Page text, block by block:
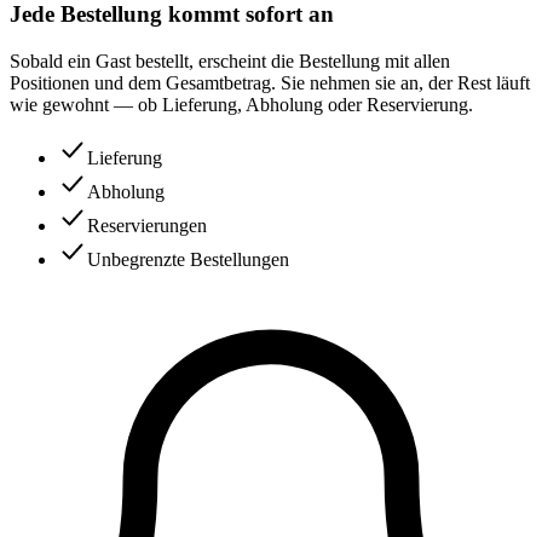
Jede Bestellung kommt sofort an
Sobald ein Gast bestellt, erscheint die Bestellung mit allen
Positionen und dem Gesamtbetrag. Sie nehmen sie an, der Rest läuft
wie gewohnt — ob Lieferung, Abholung oder Reservierung.
Lieferung
Abholung
Reservierungen
Unbegrenzte Bestellungen